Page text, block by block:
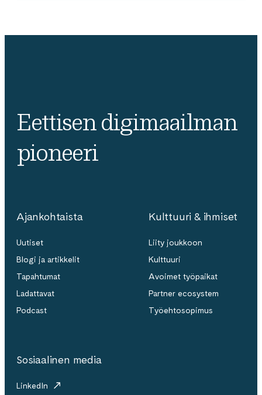
Eettisen digimaailman
pioneeri
Ajankohtaista
Uutiset
Blogi ja artikkelit
Tapahtumat
Ladattavat
Podcast
Kulttuuri & ihmiset
Liity joukkoon
Kulttuuri
Avoimet työpaikat
Partner ecosystem
Työehtosopimus
Sosiaalinen media
LinkedIn